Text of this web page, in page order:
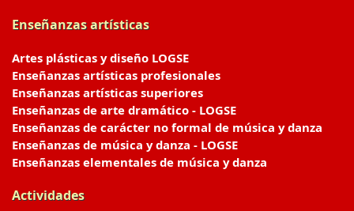
Enseñanzas artísticas
Artes plásticas y diseño LOGSE
Enseñanzas artísticas profesionales
Enseñanzas artísticas superiores
Enseñanzas de arte dramático - LOGSE
Enseñanzas de carácter no formal de música y danza
Enseñanzas de música y danza - LOGSE
Enseñanzas elementales de música y danza
Actividades